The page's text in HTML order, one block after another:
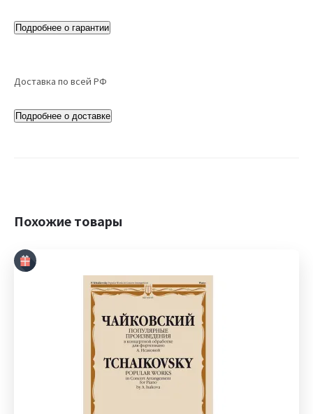
Подробнее о гарантии
Доставка по всей РФ
Подробнее о доставке
Похожие товары